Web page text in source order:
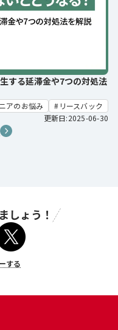
する延滞金や7つの対処法
アのお悩み
リースバック
更新日:2025-06-30
しょう！
する